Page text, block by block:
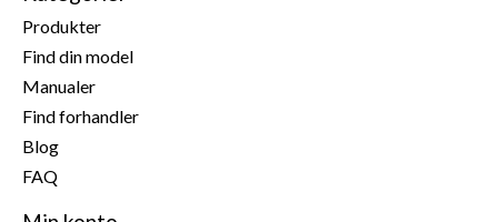
Produkter
Find din model
Manualer
Find forhandler
Blog
FAQ